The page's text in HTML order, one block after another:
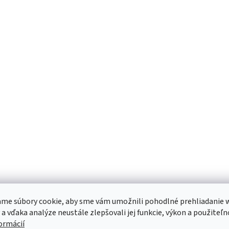
súbory cookie, aby sme vám umožnili pohodlné prehliadanie
vďaka analýze neustále zlepšovali jej funkcie, výkon a